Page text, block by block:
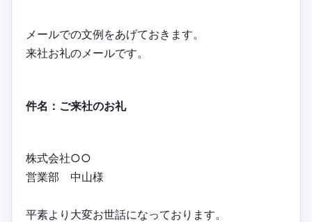
メールでの文例をあげておきます。
来社お礼のメールです。
件名：ご来社のお礼
株式会社○○
営業部 中山様
平素より大変お世話になっております。